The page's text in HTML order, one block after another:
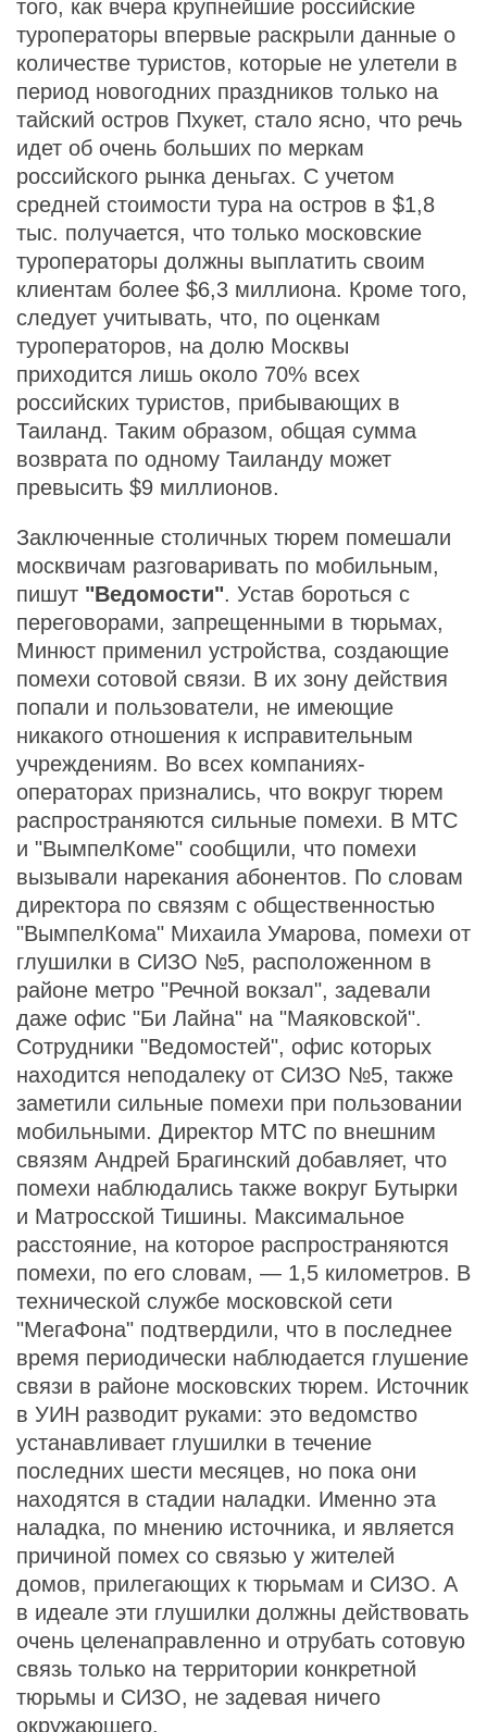
того, как вчера крупнейшие российские
туроператоры впервые раскрыли данные о
количестве туристов, которые не улетели в
период новогодних праздников только на
тайский остров Пхукет, стало ясно, что речь
идет об очень больших по меркам
российского рынка деньгах. С учетом
средней стоимости тура на остров в $1,8
тыс. получается, что только московские
туроператоры должны выплатить своим
клиентам более $6,3 миллиона. Кроме того,
следует учитывать, что, по оценкам
туроператоров, на долю Москвы
приходится лишь около 70% всех
российских туристов, прибывающих в
Таиланд. Таким образом, общая сумма
возврата по одному Таиланду может
превысить $9 миллионов.
Заключенные столичных тюрем помешали
москвичам разговаривать по мобильным,
пишут "Ведомости". Устав бороться с
переговорами, запрещенными в тюрьмах,
Минюст применил устройства, создающие
помехи сотовой связи. В их зону действия
попали и пользователи, не имеющие
никакого отношения к исправительным
учреждениям. Во всех компаниях-
операторах признались, что вокруг тюрем
распространяются сильные помехи. В МТС
и "ВымпелКоме" сообщили, что помехи
вызывали нарекания абонентов. По словам
директора по связям с общественностью
"ВымпелКома" Михаила Умарова, помехи от
глушилки в СИЗО №5, расположенном в
районе метро "Речной вокзал", задевали
даже офис "Би Лайна" на "Маяковской".
Сотрудники "Ведомостей", офис которых
находится неподалеку от СИЗО №5, также
заметили сильные помехи при пользовании
мобильными. Директор МТС по внешним
связям Андрей Брагинский добавляет, что
помехи наблюдались также вокруг Бутырки
и Матросской Тишины. Максимальное
расстояние, на которое распространяются
помехи, по его словам, — 1,5 километров. В
технической службе московской сети
"МегаФона" подтвердили, что в последнее
время периодически наблюдается глушение
связи в районе московских тюрем. Источник
в УИН разводит руками: это ведомство
устанавливает глушилки в течение
последних шести месяцев, но пока они
находятся в стадии наладки. Именно эта
наладка, по мнению источника, и является
причиной помех со связью у жителей
домов, прилегающих к тюрьмам и СИЗО. А
в идеале эти глушилки должны действовать
очень целенаправленно и отрубать сотовую
связь только на территории конкретной
тюрьмы и СИЗО, не задевая ничего
окружающего.